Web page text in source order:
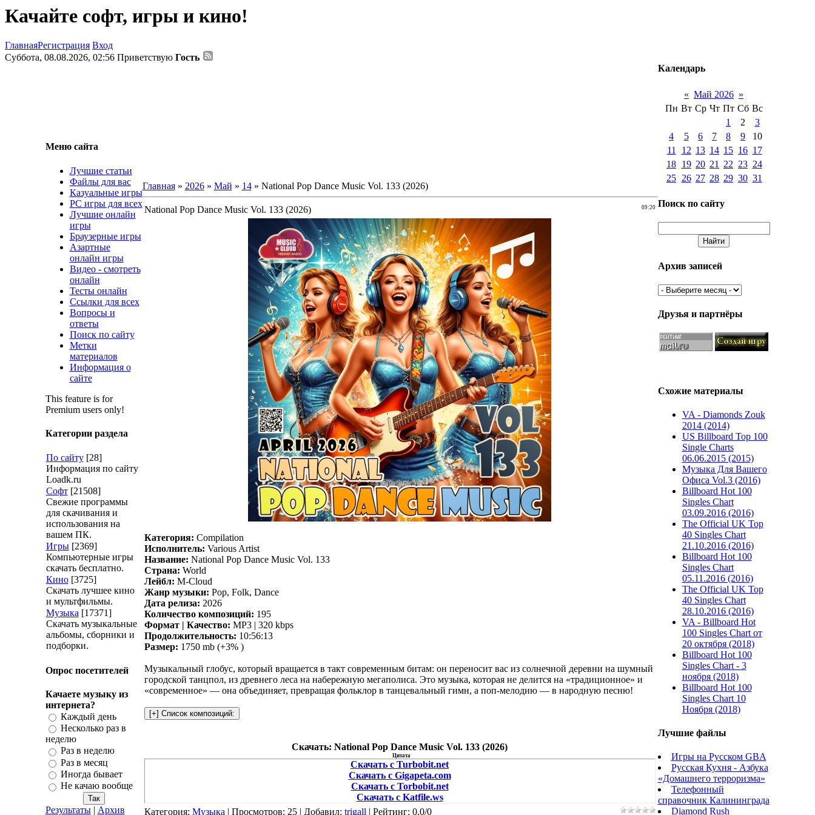
Качайте софт, игры и кино!
ГлавнаяРегистрация Вход
Суббота, 08.08.2026, 02:56 Приветствую Гость
Меню сайта
Лучшие статьи
Файлы для вас
Казуальные игры
PC игры для всех
Лучшие онлайн
игры
Браузерные игры
Азартные
онлайн игры
Видео - смотреть
онлайн
Тесты онлайн
Ссылки для всех
Вопросы и
ответы
Поиск по сайту
Метки
материалов
Информация о
сайте
This feature is for
Premium users only!
Категории раздела
По сайту [28]
Информация по сайту
Loadk.ru
Софт [21508]
Свежие программы
для скачивания и
использования на
вашем ПК.
Игры [2369]
Компьютерные игры
скачать бесплатно.
Кино [3725]
Скачать лучшее кино
и мультфильмы.
Музыка [17371]
Скачать музыкальные
альбомы, сборники и
подборки.
Опрос посетителей
Качаете музыку из
интернета?
Каждый день
Несколько раз в
неделю
Раз в неделю
Раз в месяц
Иногда бывает
Не качаю вообще
Результаты| Архив
Главная» 2026 » Май » 14» National Pop Dance Music Vol. 133 (2026)
09:20
National Pop Dance Music Vol. 133 (2026)
Категория: Compilation
Исполнитель: Various Artist
Название: National Pop Dance Music Vol. 133
Страна: World
Лейбл: M-Cloud
Жанр музыки: Pop, Folk, Dance
Дата релиза: 2026
Количество композиций: 195
Формат | Качество: MP3 | 320 kbps
Продолжительность: 10:56:13
Размер: 1750 mb (+3% )
Музыкальный глобус, который вращается в такт современным битам: он переносит вас из солнечной деревни на шумный
городской танцпол, из древнего леса на набережную мегаполиса. Это музыка, которая не делится на «традиционное» и
«современное» — она объединяет, превращая фольклор в танцевальный гимн, а поп‑мелодию — в народную песню!
Скачать: National Pop Dance Music Vol. 133 (2026)
Цитата
Скачать с Turbobit.net
Скачать с Gigapeta.com
Скачать с Torbobit.net
Скачать с Katfile.ws
Категория: Музыка| Просмотров: 25 | Добавил: trigall| Рейтинг: 0.0/0
Календарь
« Май 2026 »
Пн Вт Ср Чт Пт Сб Вс
1
2
3
4
5 6 7 8 9
10
11
12 13 14 15 16 17
18 19 20 21 22 23 24
25 26 27 28 29 30 31
Поиск по сайту
Архив записей
Друзья и партнёры
Схожие материалы
VA - Diamonds Zouk
2014 (2014)
US Billboard Top 100
Single Charts
06.06.2015 (2015)
Музыка Для Вашего
Офиса Vol.3 (2016)
Billboard Hot 100
Singles Chart
03.09.2016 (2016)
The Official UK Top
40 Singles Chart
21.10.2016 (2016)
Billboard Hot 100
Singles Chart
05.11.2016 (2016)
The Official UK Top
40 Singles Chart
28.10.2016 (2016)
VA - Billboard Hot
100 Singles Chart от
20 октября (2018)
Billboard Hot 100
Singles Chart - 3
ноября (2018)
Billboard Hot 100
Singles Chart 10
Ноября (2018)
Лучшие файлы
Игры на Русском GBA
Русская Кухня - Азбука
«Домашнего терроризма»
Телефонный
справочник Калининграда
Diamond Rush